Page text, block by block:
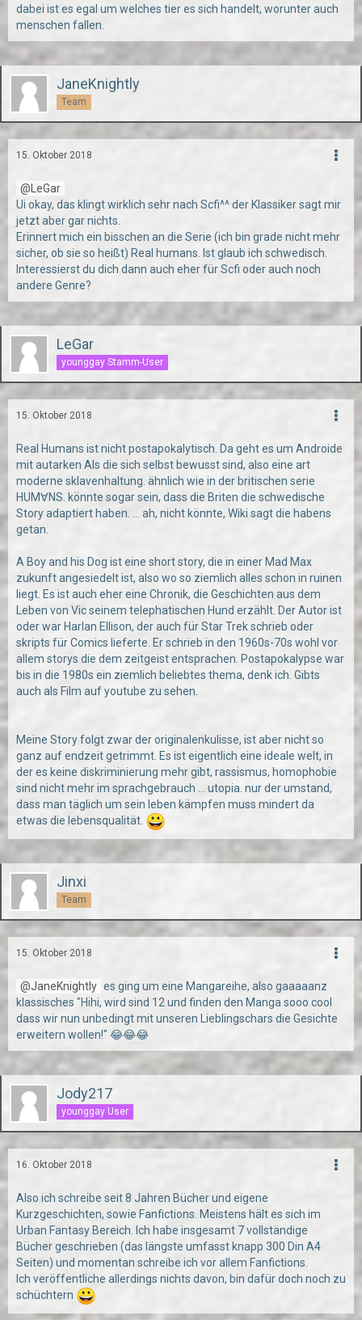
dabei ist es egal um welches tier es sich handelt, worunter auch
menschen fallen.
JaneKnightly
Team
15. Oktober 2018
LeGar
Ui okay, das klingt wirklich sehr nach Scfi^^ der Klassiker sagt mir
jetzt aber gar nichts.
Erinnert mich ein bisschen an die Serie (ich bin grade nicht mehr
sicher, ob sie so heißt) Real humans. Ist glaub ich schwedisch.
Interessierst du dich dann auch eher für Scfi oder auch noch
andere Genre?
LeGar
younggay Stamm-User
15. Oktober 2018
Real Humans ist nicht postapokalytisch. Da geht es um Androide
mit autarken AIs die sich selbst bewusst sind, also eine art
moderne sklavenhaltung. ähnlich wie in der britischen serie
HUM∀NS. könnte sogar sein, dass die Briten die schwedische
Story adaptiert haben. ... ah, nicht könnte, Wiki sagt die habens
getan.
A Boy and his Dog ist eine short story, die in einer Mad Max
zukunft angesiedelt ist, also wo so ziemlich alles schon in ruinen
liegt. Es ist auch eher eine Chronik, die Geschichten aus dem
Leben von Vic seinem telephatischen Hund erzählt. Der Autor ist
oder war Harlan Ellison, der auch für Star Trek schrieb oder
skripts für Comics lieferte. Er schrieb in den 1960s-70s wohl vor
allem storys die dem zeitgeist entsprachen. Postapokalypse war
bis in die 1980s ein ziemlich beliebtes thema, denk ich. Gibts
auch als Film auf youtube zu sehen.
Meine Story folgt zwar der originalenkulisse, ist aber nicht so
ganz auf endzeit getrimmt. Es ist eigentlich eine ideale welt, in
der es keine diskriminierung mehr gibt, rassismus, homophobie
sind nicht mehr im sprachgebrauch ... utopia. nur der umstand,
dass man täglich um sein leben kämpfen muss mindert da
etwas die lebensqualität.
Jinxi
Team
15. Oktober 2018
JaneKnightly es ging um eine Mangareihe, also gaaaaanz
klassisches "Hihi, wird sind 12 und finden den Manga sooo cool
dass wir nun unbedingt mit unseren Lieblingschars die Gesichte
erweitern wollen!" 😂😂😂
Jody217
younggay User
16. Oktober 2018
Also ich schreibe seit 8 Jahren Bücher und eigene
Kurzgeschichten, sowie Fanfictions. Meistens hält es sich im
Urban Fantasy Bereich. Ich habe insgesamt 7 vollständige
Bücher geschrieben (das längste umfasst knapp 300 Din A4
Seiten) und momentan schreibe ich vor allem Fanfictions.
Ich veröffentliche allerdings nichts davon, bin dafür doch noch zu
schüchtern